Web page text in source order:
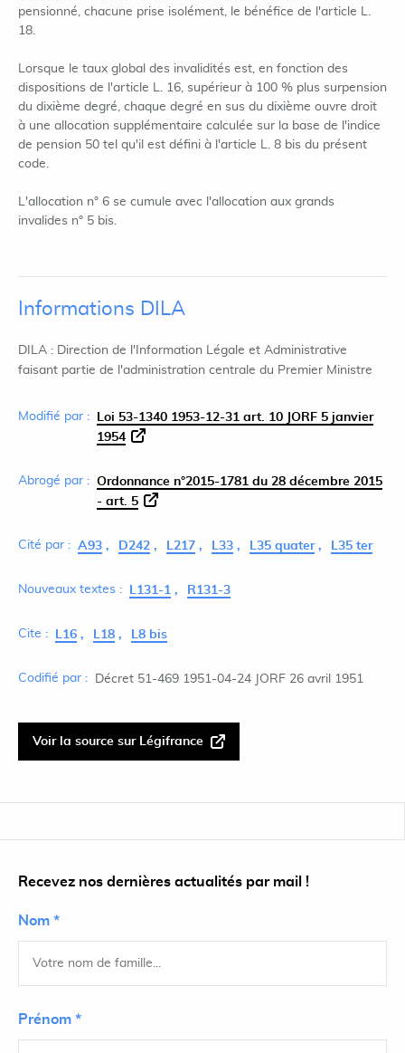
pensionné, chacune prise isolément, le bénéfice de l'article L.
18.
Lorsque le taux global des invalidités est, en fonction des
dispositions de l'article L. 16, supérieur à 100 % plus surpension
du dixième degré, chaque degré en sus du dixième ouvre droit
à une allocation supplémentaire calculée sur la base de l'indice
de pension 50 tel qu'il est défini à l'article L. 8 bis du présent
code.
L'allocation n° 6 se cumule avec l'allocation aux grands
invalides n° 5 bis.
Informations DILA
DILA : Direction de l'Information Légale et Administrative
faisant partie de l'administration centrale du Premier Ministre
Modifié par :
Loi 53-1340 1953-12-31 art. 10 JORF 5 janvier
1954
Abrogé par : Ordonnance n°2015-1781 du 28 décembre 2015
- art. 5
Cité par : A93 D242 L217 L33 L35 quater L35 ter
Nouveaux textes : L131-1 R131-3
Cite : L16 L18 L8 bis
Codifié par : Décret 51-469 1951-04-24 JORF 26 avril 1951
Voir la source sur Légifrance
Recevez nos dernières actualités par mail !
Nom *
Prénom *